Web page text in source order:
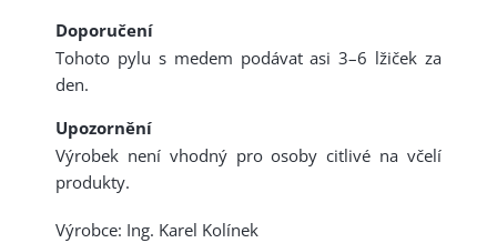
Doporučení
Tohoto pylu s medem podávat asi 3–6 lžiček za
den.
Upozornění
Výrobek není vhodný pro osoby citlivé na včelí
produkty.
Výrobce: Ing. Karel Kolínek